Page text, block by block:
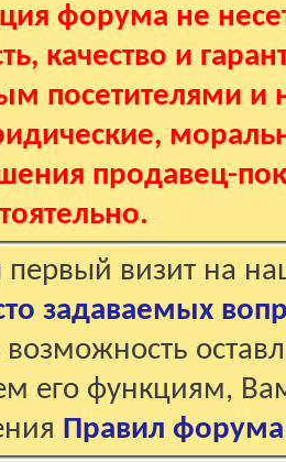
форума не
качество и
посетителями и
продавец-
первый визит на
задаваемых
его функциям,
Правил форума